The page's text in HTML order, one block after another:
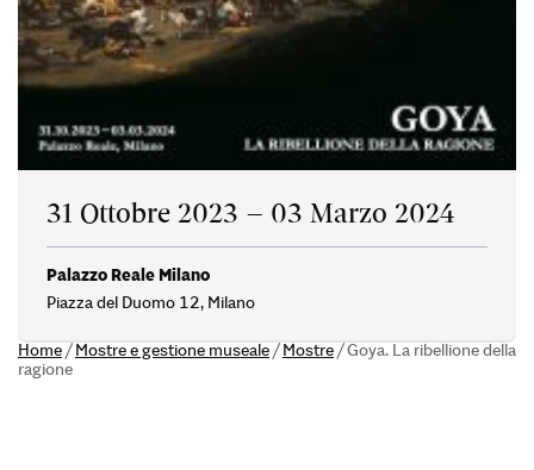
31 Ottobre 2023 – 03 Marzo 2024
Palazzo Reale Milano
Piazza del Duomo 12, Milano
Home/Mostre e gestione museale/Mostre/Goya. La ribellione della
ragione